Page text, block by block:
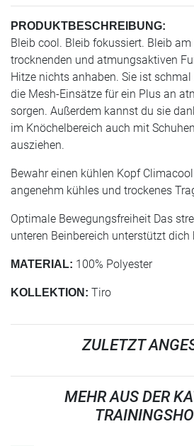
PRODUKTBESCHREIBUNG:
Bleib cool. Bleib fokussiert. Bleib am
trocknenden und atmungsaktiven
Hitze nichts anhaben. Sie ist
die Mesh-Einsätze für ein Plus an
sorgen. Außerdem kannst du sie
im Knöchelbereich auch mit
ausziehen.
Bewahr einen kühlen Kopf
angenehm kühles und trockenes
Optimale Bewegungsfreiheit Das
unteren Beinbereich unterstützt dich
MATERIAL: 100% Polyester
KOLLEKTION: Tiro
ZULETZT
MEHR AUS DER